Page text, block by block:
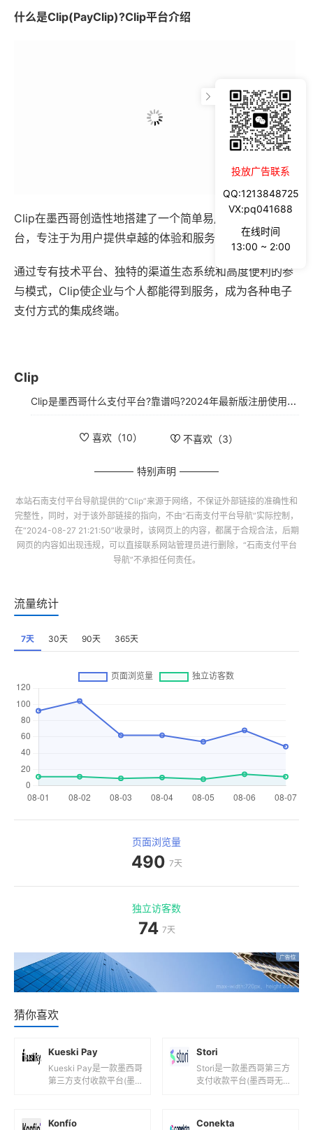
什么是Clip(PayClip)?Clip平台介绍
Clip在墨西哥创造性地搭建了一个简单易用的数字支付平
台，专注于为用户提供卓越的体验和服务。
通过专有技术平台、独特的渠道生态系统和高度便利的参
与模式，Clip使企业与个人都能得到服务，成为各种电子
支付方式的集成终端。
Clip
Clip是墨西哥什么支付平台?靠谱吗?2024年最新版注册使用指南
喜欢（10） 不喜欢（3）
特别声明
本站石南支付平台导航提供的“Clip”来源于网络，不保证外部链接的准确性和
完整性，同时，对于该外部链接的指向，不由“石南支付平台导航”实际控制，
在“2024-08-27 21:21:50”收录时，该网页上的内容，都属于合规合法，后期
网页的内容如出现违规，可以直接联系网站管理员进行删除，“石南支付平台
导航”不承担任何责任。
流量统计
7天 30天 90天 365天
页面浏览量
490 7天
独立访客数
74 7天
猜你喜欢
Kueski Pay
Kueski Pay是一款墨西哥
第三方支付收款平台(墨
主流货币之间的电子支
Stori
Stori是一款墨西哥第三方
支付收款平台(墨西哥无
流货币之间的电子支付、
Konfío Conekta
投放广告联系
QQ:1213848725
VX:pq041688
在线时间
13:00 ~ 2:00